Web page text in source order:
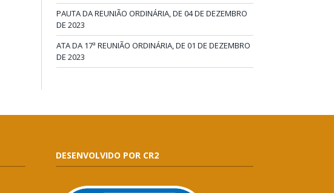
PAUTA DA REUNIÃO ORDINÁRIA, DE 04 DE DEZEMBRO
DE 2023
ATA DA 17ª REUNIÃO ORDINÁRIA, DE 01 DE DEZEMBRO
DE 2023
DESENVOLVIDO POR CR2